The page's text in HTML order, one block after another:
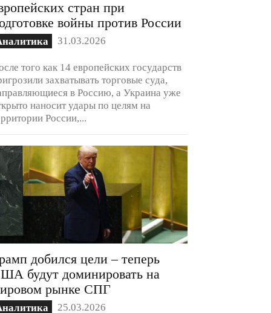
стран при
войны против России
31.03.2026
того как 14 европейских государств
захватывать торговые суда,
в Россию, а Украина уже
наносит удары по целям на
России,...
добился цели – теперь
будут доминировать на
рынке СПГ
25.03.2026